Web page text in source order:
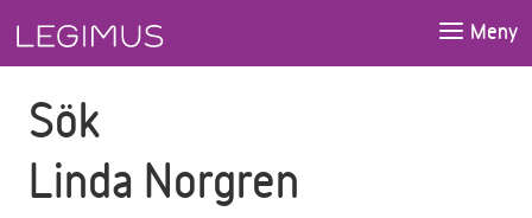
Meny
Sök
Linda Norgren